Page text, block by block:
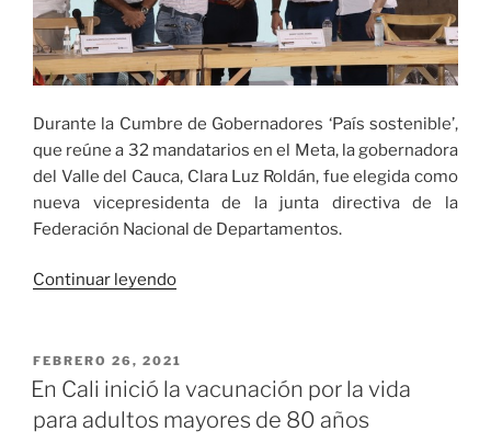
Durante la Cumbre de Gobernadores ‘País sostenible’,
que reúne a 32 mandatarios en el Meta, la gobernadora
del Valle del Cauca, Clara Luz Roldán, fue elegida como
nueva vicepresidenta de la junta directiva de la
Federación Nacional de Departamentos.
Continuar leyendo«La
Valle
fue
vicepresidenta
PUBLICADO
EL
FEBRERO 26, 2021
En Cali inició la vacunación por la vida
para adultos mayores de 80 años